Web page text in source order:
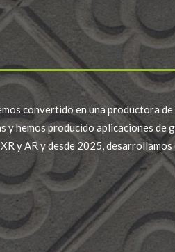
convertido en una productora
hemos producido aplicaciones de
y AR y desde 2025,